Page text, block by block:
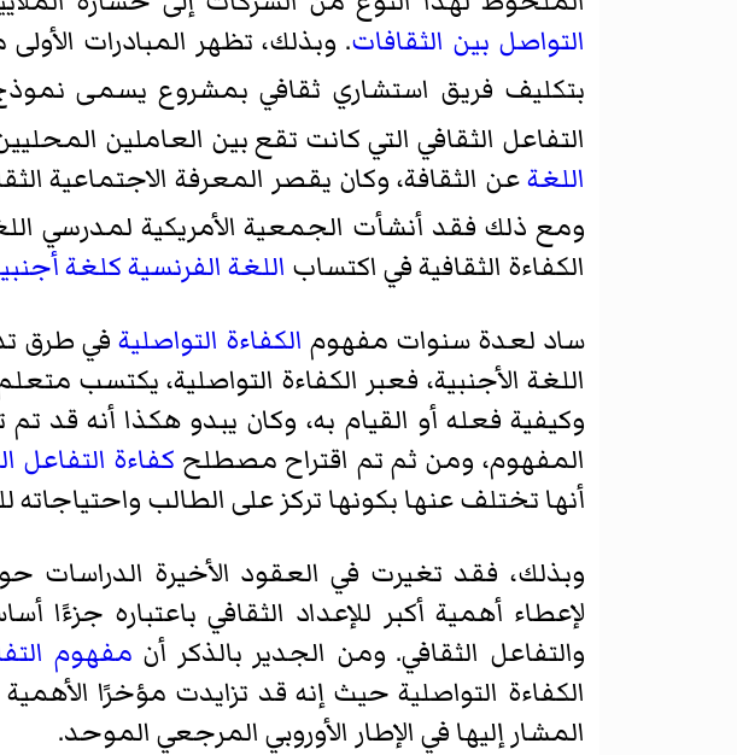
التواصل بين الثقافات. وبذلك، تظهر المبادرات
بتكليف فريق استشاري ثقافي بمشروع يسمى
التفاعل الثقافي التي كانت تقع بين العاملين
اللغةعن الثقافة، وكان يقصر المعرفة الاجتماعية
ومع ذلك فقد أنشأت الجمعية الأمريكية لمدرسي
الكفاءة الثقافية في اكتساب اللغة الفرنسيةكلغة
ساد لعدة سنوات مفهوم الكفاءة التواصلية في طرق
اللغة الأجنبية، فعبر الكفاءة التواصلية، يكتسب
وكيفية فعله أو القيام به، وكان يبدو هكذا أنه
المفهوم، ومن ثم تم اقتراح مصطلح كفاءة التفاعل
أنها تختلف عنها بكونها تركز على الطالب
وبذلك، فقد تغيرت في العقود الأخيرة الدراسات
لإعطاء أهمية أكبر للإعداد الثقافي باعتباره جزءًا
والتفاعل الثقافي. ومن الجدير بالذكر أن مفهوم
الكفاءة التواصلية حيث إنه قد تزايدت مؤخرًا
المشار إليها في الإطار الأوروبي المرجعي الموحد.